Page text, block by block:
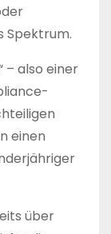
Spektrum.
– also einer
einen
über